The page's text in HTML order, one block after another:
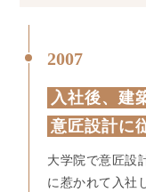
2007
入社後、建
意匠設計に
大学院で意匠設
に惹かれて入社